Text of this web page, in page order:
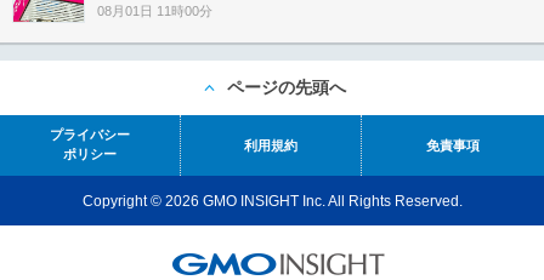
08月01日 11時00分
ページの先頭へ
プライバシー
ポリシー
利用規約 免責事項
Copyright © 2026 GMO INSIGHT Inc. All Rights Reserved.